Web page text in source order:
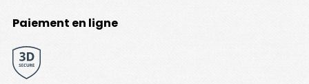
Paiement en ligne